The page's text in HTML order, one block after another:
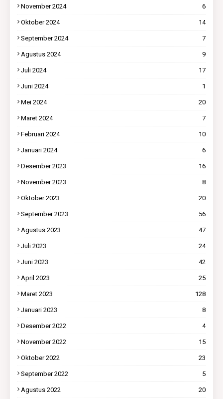
November 2024 6
Oktober 2024 14
September 2024 7
Agustus 2024 9
Juli 2024 17
Juni 2024 1
Mei 2024 20
Maret 2024 7
Februari 2024 10
Januari 2024 6
Desember 2023 16
November 2023 8
Oktober 2023 20
September 2023 56
Agustus 2023 47
Juli 2023 24
Juni 2023 42
April 2023 25
Maret 2023 128
Januari 2023 8
Desember 2022 4
November 2022 15
Oktober 2022 23
September 2022 5
Agustus 2022 20